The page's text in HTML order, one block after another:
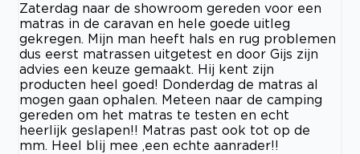
Zaterdag naar de showroom gereden voor een
matras in de caravan en hele goede uitleg
gekregen. Mijn man heeft hals en rug problemen
dus eerst matrassen uitgetest en door Gijs zijn
advies een keuze gemaakt. Hij kent zijn
producten heel goed! Donderdag de matras al
mogen gaan ophalen. Meteen naar de camping
gereden om het matras te testen en echt
heerlijk geslapen!! Matras past ook tot op de
mm. Heel blij mee ,een echte aanrader!!